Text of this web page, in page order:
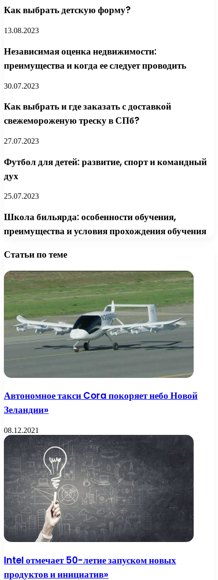
Как выбрать детскую форму?
13.08.2023
Независимая оценка недвижимости:
преимущества и когда ее следует проводить
30.07.2023
Как выбрать и где заказать с доставкой
свежемороженую треску в СПб?
27.07.2023
Футбол для детей: развитие, спорт и командный
дух
25.07.2023
Школа бильярда: особенности обучения,
преимущества и условия прохождения обучения
Статьи по теме
Автономное такси Cora покоряет небо Новой
Зеландии»
08.12.2021
Intel отмечает 50-летие запуском новых
продуктов и инициатив»